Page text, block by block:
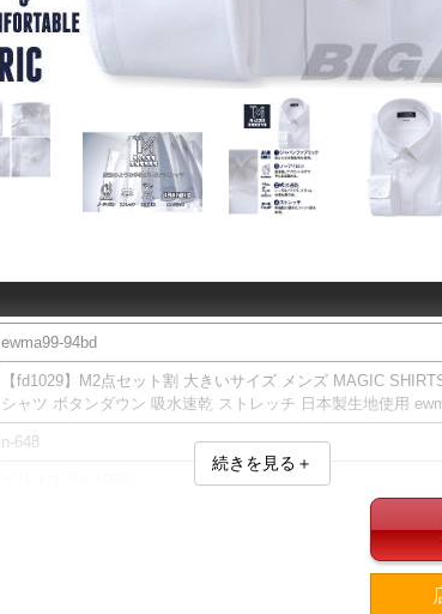
ewma99-94bd
【fd1029】M2点セット割 大きいサイズ メンズ MAGIC
シャツ ボタンダウン 吸水速乾 ストレッチ 日本製生地使用
n-648
続きを見る＋